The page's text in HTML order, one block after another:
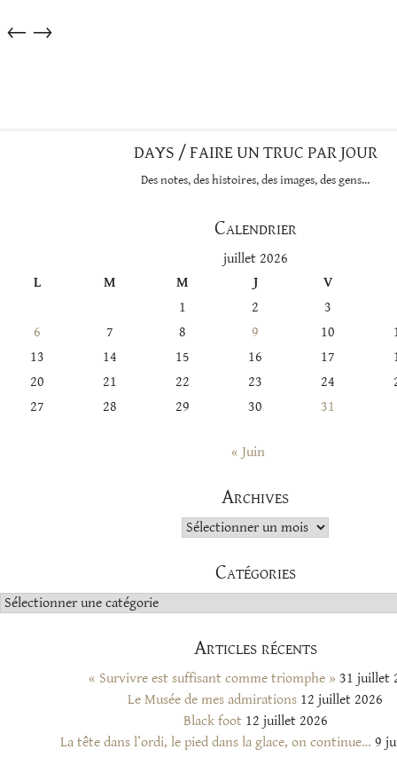
Articles
→
←
DAYS / FAIRE UN TRUC PAR JOUR
Des notes, des histoires, des images, des gens…
Calendrier
juillet 2026
L
M M J
V
1
2
3
6
7 8 9 10
13
14 15 16 17
20
21 22 23 24
27
28 29 30 31
« Juin
Archives
Archives
Catégories
Catégories
Articles récents
« Survivre est suffisant comme triomphe » 31 juillet
Le Musée de mes admirations 12 juillet 2026
Black foot 12 juillet 2026
La tête dans l’ordi, le pied dans la glace, on continue… 9